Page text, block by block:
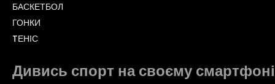
БАСКЕТБОЛ
ГОНКИ
TЕНІС
Дивись спорт на своєму смартфоні